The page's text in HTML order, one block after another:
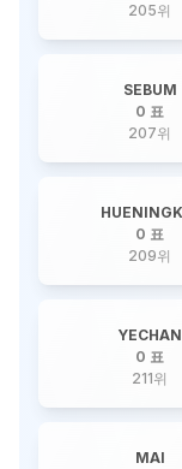
205위
SEBUM
0 표
207위
0 표
209위
YECHAN
0 표
211위
MAI